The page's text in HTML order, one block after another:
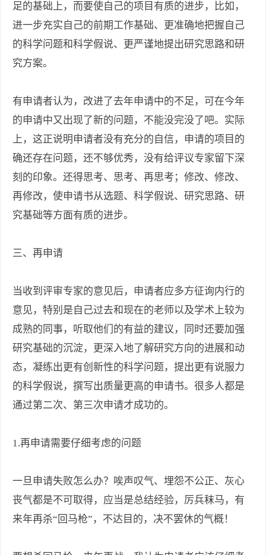
足的基础上，而要使自己的项目有质的进步，比如，
进一步充实自己的前期工作基础、更准确地把握自己
的科学问题和科学假说、更严谨地提出研究思路和研
究方案。
有申请者认为，改进了去年申请中的不足，可在今年
的申请中又出现了新的问题，不能没完没了吧。实际
上，这正说明申请者没有充分的自信，申请的项目的
确还存在问题，还不够优秀，没有给评议专家留下深
刻的印象。还得思考、思考、再思考；修改、修改、
再修改，使申请书从选题、科学假说、研究思路、研
究基础等方面有质的进步。
三、再申请
当收到评审专家的意见后，申请者应多方征询内行的
意见，特别是自己过去和现在的老师以及学术上较为
成熟的同事，听取他们的有益的建议，同时还要加强
研究基础的沉淀，更深入地了解研究方向的进展和动
态，凝练出更有创新性的科学问题，提出更有说服力
的科学假说，撰写出质量更高的申请书。很多人都是
通过第二次、第三次申请才成功的。
1.再申请需要仔细考虑的问题
一旦申请失败怎么办？唉声叹气、埋怨不公正、灰心
丧气都是不可取得，应当是总结经验，厉兵秣马，有
来年再杀“回马枪”，不达目的，决不罢休的气概！